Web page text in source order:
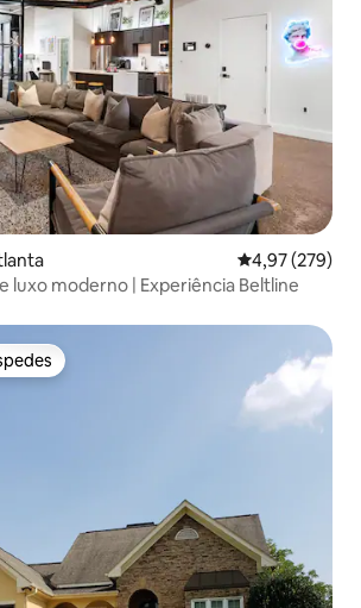
4,97 de uma
4,97 (279)
luxo moderno | Experiência Beltline